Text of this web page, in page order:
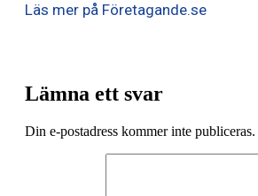
Läs mer på Företagande.se
Lämna ett svar
Din e-postadress kommer inte publiceras.